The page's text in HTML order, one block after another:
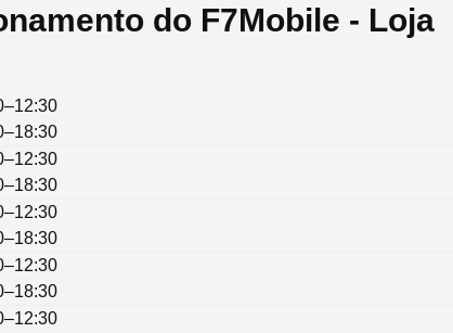
do F7Mobile - Loja